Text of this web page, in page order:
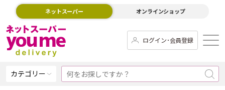
ネットスーパー オンラインショップ
ログイン･会員登録
カテゴリー